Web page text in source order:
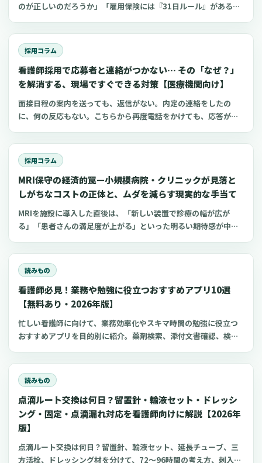
のが正しいのだろうか」「雇用保険には『31日ルール』があると
ば…」「複数のクリニックを掛け持ちしている方の保険手続きは
どう進めれば？」非常勤や時短勤務、複数の職場での複業（ダブ
ルワーク）といった働き方が広がる中で、看護師の社会保険・雇
用保険の適用に関する疑問は、多くの医療機関で共通の課題とな
っているのではないでしょうか。制度が複雑で、近年は法改正も
くないかもしれません。この記事は、病院やクリニックで看護師
の採用や労務管理に携わる院長、看護部長、理事長、事務長、人
事ご担当者の皆様に向けて、社会保険（健康保険・厚生年金保
ものです。結論からお伝えすると、大きな原則は、社会保険が
「週20時間・月額8.8万円・2ヶ月を超える雇用見込みなどの複数
要件」、雇用保険が「週20時間・31日以上の雇用見込み」となり
ます。特に社会保険については、2024年10月からの適用拡大の内
容も反映しています。日々の業務でお忙しい中でも、必要な情報
をすぐにご確認いただけるよう、具体的なケースを交えた早見表
疑問を解消し、安心して採用活動を進めるための一助となれば幸
いです。
採用コラム
看護師採用で応募者と連絡がつかない… その「なぜ？」
を解消する、現場ですぐできる対策【医療機関向け】
面接日程の案内を送っても、返信がない。内定の連絡をしたの
に、何の反応もない。こちらから再度電話をかけても、応答がな
二度はあるのではないでしょうか。採用の現場では、応募者から
の返信がないことは、残念ながら珍しいことではありません。厚
生労働省の発表によると、看護師を含む「保健師、助産師、看護
師」の有効求人倍率は、近年2倍前後で推移しており、これは全職
業の平均と比べても高い水準です。つまり、一人の看護師さんに
しているのが当たり前の状況といえます。このような状況で、合
否の連絡や面接の調整に時間をかけてしまうと、その間に応募者
の方が他の事業所に就職を決めてしまう可能性が高まります。実
は、面接後3日以内が目安」といった具体的なアドバイスが見られ
るほど、採用活動のスピードは重要視されています。しかし、
「連絡が取れないのは、応募者の意欲が低いからだ」と単純に片
付けてしまうのは、貴重な採用の機会を逃していることにつなが
るかもしれません。連絡が途絶えてしまう背景には、さまざまな
要因が複雑に絡み合っています。この記事では、応募者と連絡が
そして、小規模な病院やクリニック、訪問看護ステーション、介
護施設など、さまざまな現場ですぐに実践できる具体的な対策
を、実際の事例を交えながら整理していきます。また、記事の途
中では、採用のミスマッチを減らしながら、よりスムーズに応募
者と接点を持つための新しい選択肢として「お試し勤務」という
が多く、求人を出す側の手間も少ない募集サービス「クーラ」の
採用コラム
MRI保守の経済的罠—小規模病院・クリニックが見落と
しがちなコストの正体と、ムダを減らす現実的な手当て
MRIを施設に導入した直後は、「新しい装置で診療の幅が広が
る」「患者さんの満足度が上がる」といった明るい期待感が中心
以降に始まる保守契約や日々の運用費用は、想像以上に重く、
徐々に収益を圧迫する要因となり得ます。私も全国のクリニック
や病院の先生方から、装置の更新や保守契約の見積りを前にし
て、「この費用は本当に適正なのだろうか」「どこか削れる部分
はないのか」といった切実な悩みを何度も伺ってきました。この
経済的罠」とは具体的に何を指すのかを整理し、できる限り具体
的な公開情報や実際の事例を基に、明日からでも実践できるコス
ト見直しのポイントを解説します。また、本稿のテーマであるコ
限に活用するための看護師や診療放射線技師の採用、そして装置
の稼働率向上という文脈にも触れていきます。その中で、登録母
数が多く、短時間勤務や「お試し勤務」を通じてミスマッチを抑
制できる人材募集プラットフォーム「クーラ」の活用も、有効な
選択肢の一つとしてご紹介します。
読みもの
看護師必見！業務や勉強に役立つおすすめアプリ10選
【無料あり・2026年版】
忙しい看護師に向けて、業務効率化やスキマ時間の勉強に役立つ
おすすめアプリを目的別に紹介。薬剤検索、添付文書確認、検査
心電図学習、シフト管理など、現場や復職準備で使いやすいアプ
リをまとめました。
読みもの
点滴ルート交換は何日？留置針・輸液セット・ドレッシ
ング・固定・点滴漏れ対応を看護師向けに解説【2026年
版】
点滴ルート交換は何日？留置針、輸液セット、延長チューブ、三
方活栓、ドレッシング材を分けて、72〜96時間の考え方、刺入部